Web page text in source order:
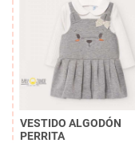
VESTIDO ALGODÓN
PERRITA